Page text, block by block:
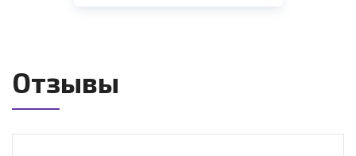
Отзывы